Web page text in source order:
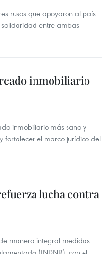
rusos que apoyaron al país
entre ambas
inmobiliario
inmobiliario más sano y
fortalecer el marco jurídico del
lucha contra
manera integral medidas
(INDNR), con el